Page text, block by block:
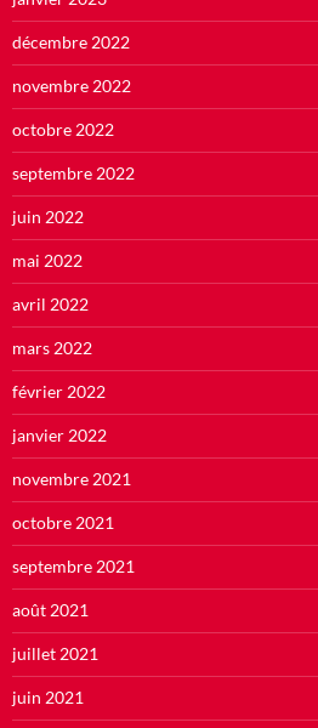
décembre 2022
novembre 2022
octobre 2022
septembre 2022
juin 2022
mai 2022
avril 2022
mars 2022
février 2022
janvier 2022
novembre 2021
octobre 2021
septembre 2021
août 2021
juillet 2021
juin 2021